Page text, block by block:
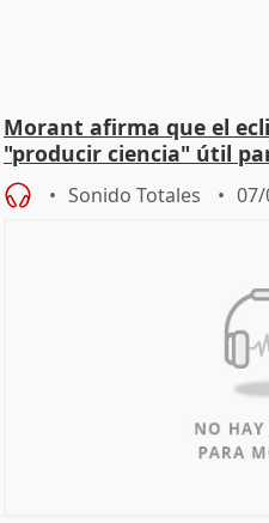
Morant afirma que el
"producir ciencia" útil
Sonido Totales